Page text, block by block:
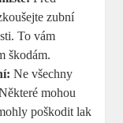
zubní
To vám
škodám.
Ne všechny
mohou
poškodit lak